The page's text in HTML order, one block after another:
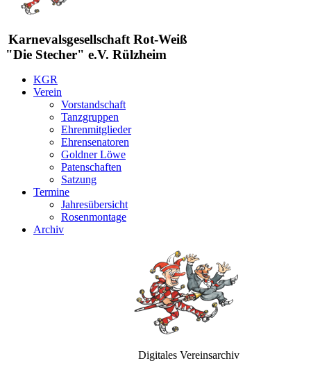
Karnevalsgesellschaft Rot-Weiß
"Die Stecher" e.V. Rülzheim
KGR
Verein
Vorstandschaft
Tanzgruppen
Ehrenmitglieder
Ehrensenatoren
Goldner Löwe
Patenschaften
Satzung
Termine
Jahresübersicht
Rosenmontage
Archiv
Digitales Vereinsarchiv